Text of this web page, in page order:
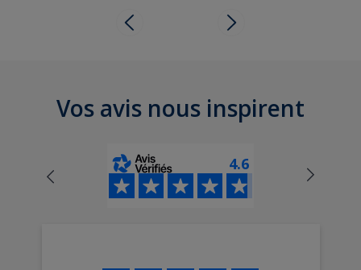
Vos avis nous inspirent
4.6